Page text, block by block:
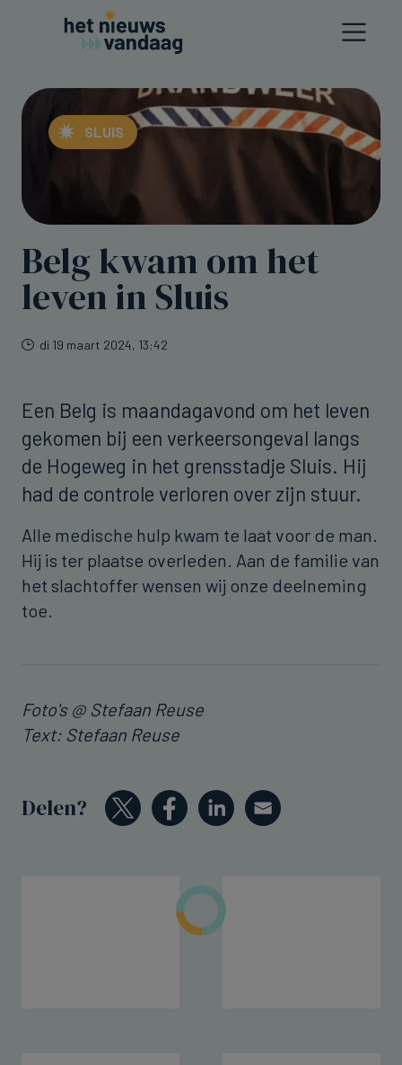
SLUIS
Belg kwam om het
leven in Sluis
di 19 maart 2024, 13:42
Een Belg is maandagavond om het leven
gekomen bij een verkeersongeval langs
de Hogeweg in het grensstadje Sluis. Hij
had de controle verloren over zijn stuur.
Alle medische hulp kwam te laat voor de man.
Hij is ter plaatse overleden. Aan de familie van
het slachtoffer wensen wij onze deelneming
toe.
Foto's @ Stefaan Reuse
Text: Stefaan Reuse
Delen?